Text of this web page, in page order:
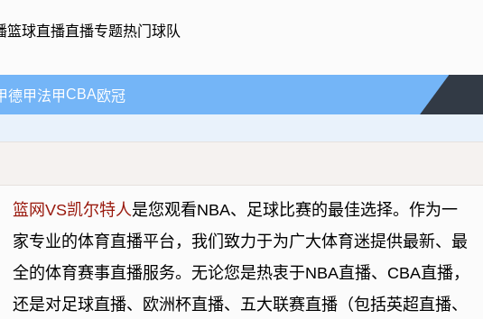
篮球直播直播专题热门球队
德甲法甲CBA欧冠
篮网VS凯尔特人是您观看NBA、足球比赛的最佳选择。作为一
家专业的体育直播平台，我们致力于为广大体育迷提供最新、最
全的体育赛事直播服务。无论您是热衷于NBA直播、CBA直播，
还是对足球直播、欧洲杯直播、五大联赛直播（包括英超直播、